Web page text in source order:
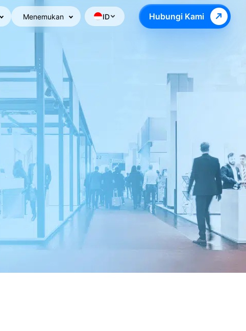
Menemukan ID Hubungi Kami